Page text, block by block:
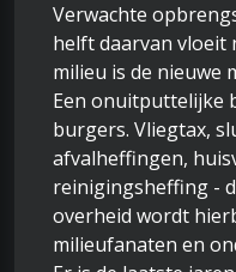
Verwachte
helft daarvan vloeit
milieu is de nieuwe
Een onuitputtelijke
burgers. Vliegtax,
afvalheffingen,
reinigingsheffing -
overheid wordt
milieufanaten en